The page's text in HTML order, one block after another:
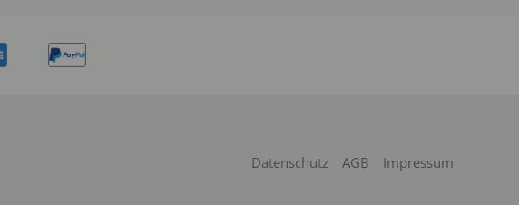
Datenschutz AGB Impressum